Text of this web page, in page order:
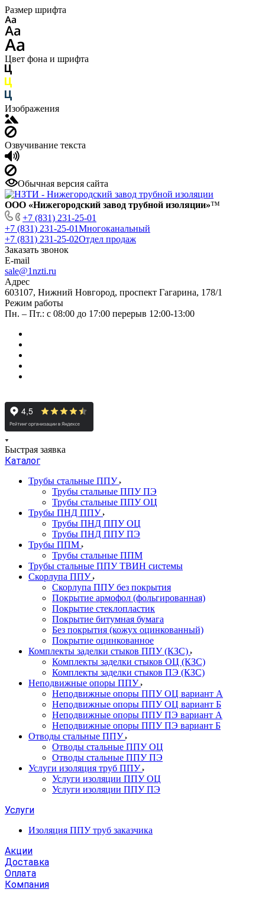
Размер шрифта
Цвет фона и шрифта
Изображения
Озвучивание текста
Обычная версия сайта
ООО «Нижегородский завод трубной изоляции»™
+7 (831) 231-25-01
+7 (831) 231-25-01Многоканальный
+7 (831) 231-25-02Отдел продаж
Заказать звонок
E-mail
sale@1nzti.ru
Адрес
603107, Нижний Новгород, проспект Гагарина, 178/1
Режим работы
Пн. – Пт.: с 08:00 до 17:00 перерыв 12:00-13:00
Быстрая заявка
Каталог
Трубы стальные ППУ
Трубы стальные ППУ ПЭ
Трубы стальные ППУ ОЦ
Трубы ПНД ППУ
Трубы ПНД ППУ ОЦ
Трубы ПНД ППУ ПЭ
Трубы ППМ
Трубы стальные ППМ
Трубы стальные ППУ ТВИН системы
Скорлупа ППУ
Скорлупа ППУ без покрытия
Покрытие армофол (фольгированная)
Покрытие стеклопластик
Покрытие битумная бумага
Без покрытия (кожух оцинкованный)
Покрытие оцинкованное
Комплекты заделки стыков ППУ (КЗС)
Комплекты заделки стыков ОЦ (КЗС)
Комплекты заделки стыков ПЭ (КЗС)
Неподвижные опоры ППУ
Неподвижные опоры ППУ ОЦ вариант А
Неподвижные опоры ППУ ОЦ вариант Б
Неподвижные опоры ППУ ПЭ вариант А
Неподвижные опоры ППУ ПЭ вариант Б
Отводы стальные ППУ
Отводы стальные ППУ ОЦ
Отводы стальные ППУ ПЭ
Услуги изоляция труб ППУ
Услуги изоляции ППУ ОЦ
Услуги изоляции ППУ ПЭ
Услуги
Изоляция ППУ труб заказчика
Акции
Доставка
Оплата
Компания